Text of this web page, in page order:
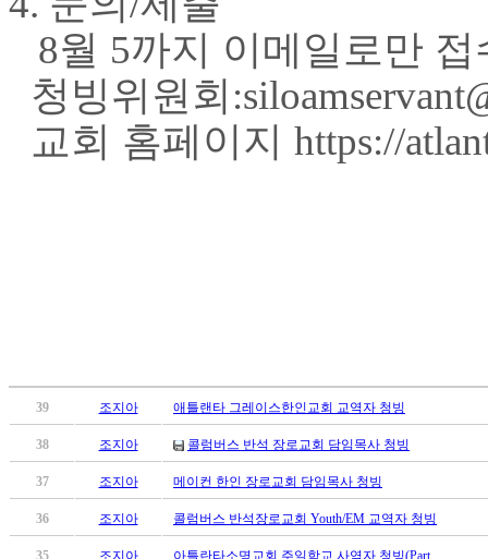
전
노
휴
트
8월 5까지 이메일로만 접
청빙위원회
교회 홈페이지 https://
39 조지아 애틀랜타 그레이스한인교회 교역자 청빙
38 조지아 콜럼버스 반석 장로교회 담임목사 청빙
37 조지아 메이컨 한인 장로교회 담임목사 청빙
36 조지아 콜럼버스 반석장로교회 Youth/EM 교역자 청빙
35 조지아 아틀란타소명교회 주일학교 사역자 청빙(Part …